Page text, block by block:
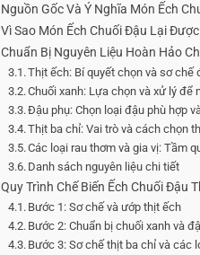
Nguồn Gốc Và Ý Nghĩa Món Ếch
Vì Sao Món Ếch Chuối Đậu Lại
Chuẩn Bị Nguyên Liệu Hoàn Hảo
Thịt ếch: Bí quyết chọn và sơ chế
Chuối xanh: Lựa chọn và xử lý để
Đậu phụ: Chọn loại đậu phù hợp
Thịt ba chỉ: Vai trò và cách chọn
Các loại rau thơm và gia vị: Tầm
Danh sách nguyên liệu chi tiết
Quy Trình Chế Biến Ếch Chuối Đậu
Bước 1: Sơ chế và ướp thịt ếch
Bước 2: Chuẩn bị chuối xanh và
Bước 3: Sơ chế thịt ba chỉ và các